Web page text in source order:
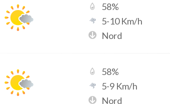
58%
5-10Km/h
Nord
58%
5-9 Km/h
Nord